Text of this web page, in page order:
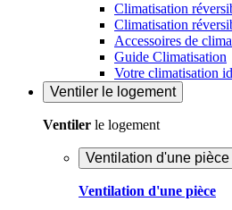
Climatisation
Climatisation
Accessoires de
Guide Climatisation
Votre climatisation
Ventiler le logement
Ventiler le logement
Ventilation d'une pièce
Ventilation d'une pièce